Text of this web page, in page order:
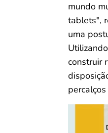
mundo
tablets",
uma
construir